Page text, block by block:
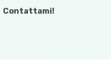
Contattami!